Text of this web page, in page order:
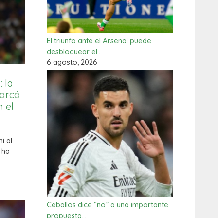
la
el
al
El triunfo ante el Arsenal puede
desbloquear el…
6 agosto, 2026
Ceballos dice “no” a una importante
propuesta…